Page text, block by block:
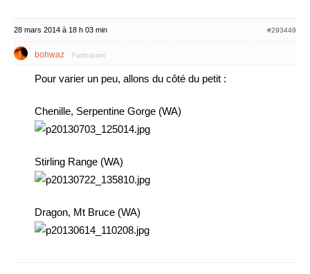
28 mars 2014 à 18 h 03 min #293449
bohwaz Participant
Pour varier un peu, allons du côté du petit :
Chenille, Serpentine Gorge (WA)
Stirling Range (WA)
Dragon, Mt Bruce (WA)